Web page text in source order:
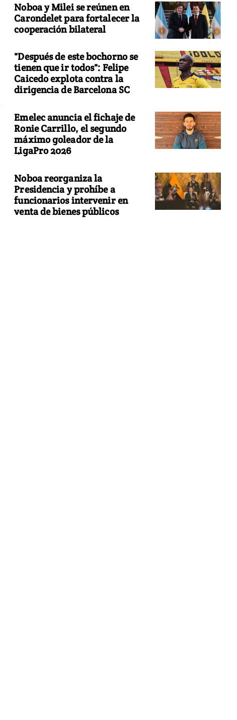
Noboa y Milei se reúnen en
Carondelet para fortalecer la
cooperación bilateral
"Después de este bochorno se
tienen que ir todos": Felipe
Caicedo explota contra la
dirigencia de Barcelona SC
Emelec anuncia el fichaje de
Ronie Carrillo, el segundo
máximo goleador de la
LigaPro 2026
Noboa reorganiza la
Presidencia y prohíbe a
funcionarios intervenir en
venta de bienes públicos